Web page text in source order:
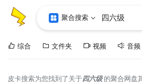
聚合搜索
综合 文件夹 视频 音频
皮卡搜索为您找到了关于四六级的聚合网盘